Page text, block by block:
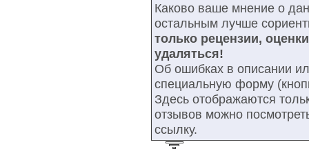
Каково ваше мнение о
остальным лучше
только рецензии,
удаляться!
Об ошибках в описании
специальную форму
Здесь отображаются
отзывов можно
ссылку.